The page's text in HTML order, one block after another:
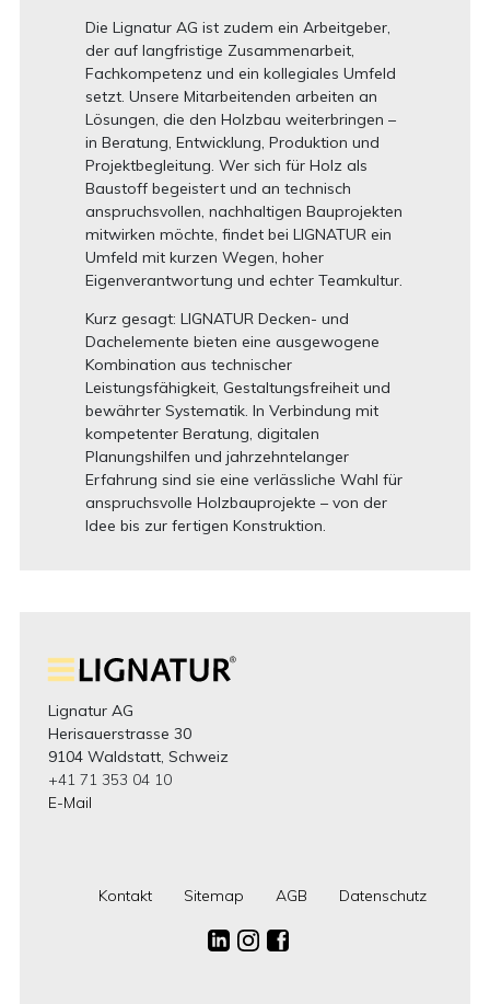
Die Lignatur AG ist zudem ein Arbeitgeber,
der auf langfristige Zusammenarbeit,
Fachkompetenz und ein kollegiales Umfeld
setzt. Unsere Mitarbeitenden arbeiten an
Lösungen, die den Holzbau weiterbringen –
in Beratung, Entwicklung, Produktion und
Projektbegleitung. Wer sich für Holz als
Baustoff begeistert und an technisch
anspruchsvollen, nachhaltigen Bauprojekten
mitwirken möchte, findet bei LIGNATUR ein
Umfeld mit kurzen Wegen, hoher
Eigenverantwortung und echter Teamkultur.
Kurz gesagt: LIGNATUR Decken- und
Dachelemente bieten eine ausgewogene
Kombination aus technischer
Leistungsfähigkeit, Gestaltungsfreiheit und
bewährter Systematik. In Verbindung mit
kompetenter Beratung, digitalen
Planungshilfen und jahrzehntelanger
Erfahrung sind sie eine verlässliche Wahl für
anspruchsvolle Holzbauprojekte – von der
Idee bis zur fertigen Konstruktion.
Lignatur AG
Herisauerstrasse 30
9104 Waldstatt, Schweiz
+41 71 353 04 10
E-Mail
Kontakt Sitemap AGB Datenschutz